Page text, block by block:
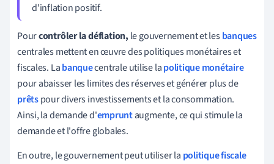
d'inflation positif.
Pourcontrôler la déflation, le gouvernement et lesbanques
centrales mettent en œuvre des politiques monétaires et
fiscales. Labanquecentrale utilise lapolitique monétaire
pour abaisser les limites des réserves et générer plus de
prêtspour divers investissements et la consommation.
Ainsi, la demande d'empruntaugmente, ce qui stimule la
demande et l'offre globales.
En outre, le gouvernement peut utiliser la politique fiscale